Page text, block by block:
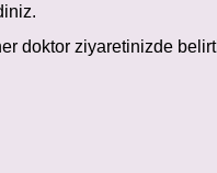
doktor ziyaretinizde